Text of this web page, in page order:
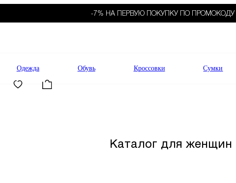
-7% НА ПЕРВУЮ ПОКУПКУ ПО ПРОМОКОДУ
Одежда Обувь Кроссовки Сумки
Каталог для женщин